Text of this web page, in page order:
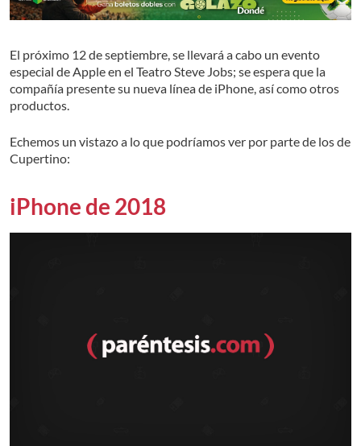
El próximo 12 de septiembre, se llevará a cabo un evento
especial de Apple en el Teatro Steve Jobs; se espera que la
compañía presente su nueva línea de iPhone, así como otros
productos.
Echemos un vistazo a lo que podríamos ver por parte de los de
Cupertino:
iPhone de 2018